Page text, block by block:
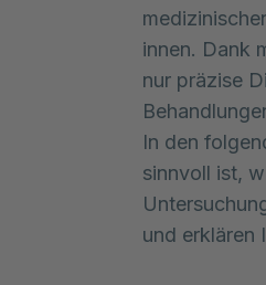
innen. Dank
nur präzise
In den
sinnvoll ist,
und erklären